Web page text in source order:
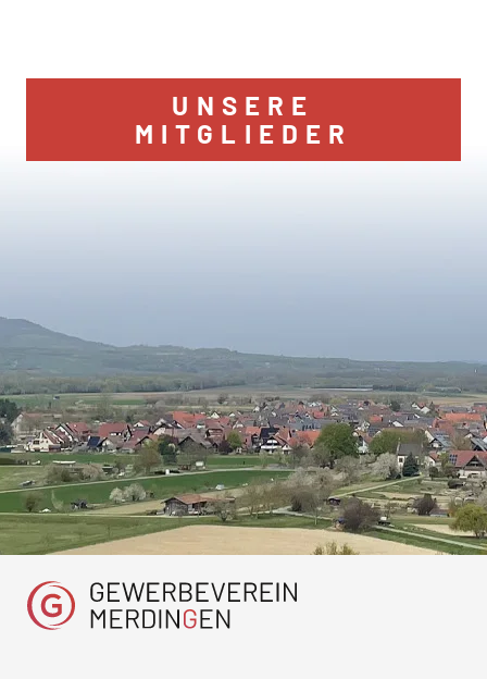
UNSERE
MITGLIEDER